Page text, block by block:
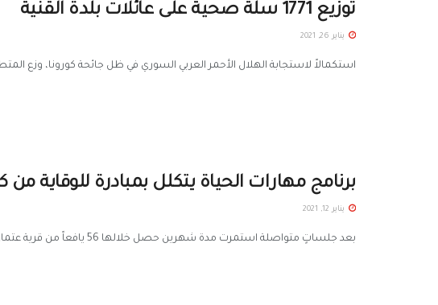
توزيع 1771 سلة صحية على عائلات بلدة القنية
يناير 26, 2021
استكمالاً لاستجابة الهلال الأحمر العربي السوري في ظل جائحة كورونا، وزع
برنامج مهارات الحياة يتكلل بمبادرة للوقاية من
يناير 12, 2021
بعد جلساتٍ متواصلة استمرت مدة شهرين حصل خلالها 56 يافعاً من قرية عتمان بريف درعا على أفكار ستساعدهم على أن ...